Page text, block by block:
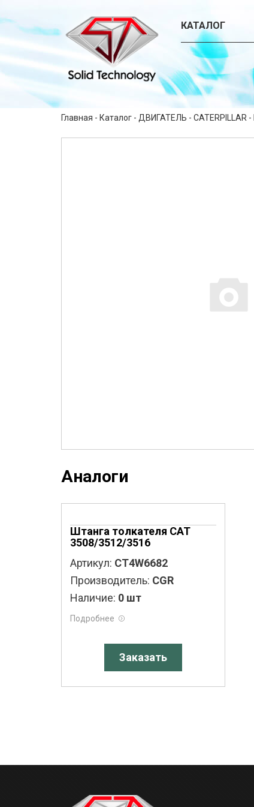
КАТАЛОГ
Главная - Каталог - ДВИГАТЕЛЬ - CATERPILLAR -
Аналоги
Штанга толкателя CAT
3508/3512/3516
Артикул: CT4W6682
Производитель: CGR
Наличие: 0 шт
Подробнее
Заказать